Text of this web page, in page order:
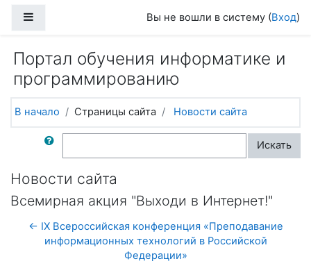
Вы не вошли в систему (Вход)
Портал обучения информатике и
программированию
В начало Страницы сайта Новости сайта
Поиск по форумам Искать
Новости сайта
Всемирная акция "Выходи в Интернет!"
← IX Всероссийская конференция «Преподавание
информационных технологий в Российской
Федерации»